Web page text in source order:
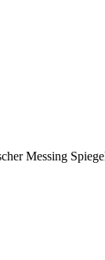
Messing